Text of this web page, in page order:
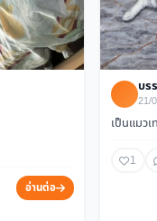
อ่านต่อ
บร
21/
เป็นแมวเ
1